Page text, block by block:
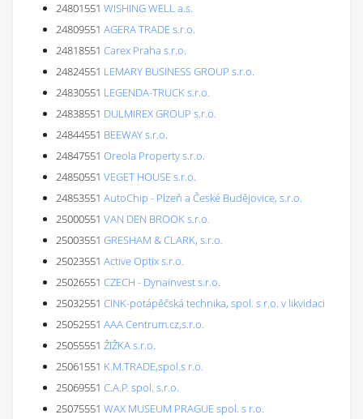
24801551 WISHING WELL a.s.
24809551 AGERA TRADE s.r.o.
24818551 Carex Praha s.r.o.
24824551 LEMARY BUSINESS GROUP s.r.o.
24830551 LEGENDA-TRUCK s.r.o.
24838551 DULMIREX GROUP s.r.o.
24844551 BEEWAY s.r.o.
24847551 Oreola Property s.r.o.
24850551 VEGET HOUSE s.r.o.
24853551 AutoChip - Plzeň a České Budějovice, s.r.o.
25000551 VAN DEN BROOK s.r.o.
25003551 GRESHAM & CLARK, s.r.o.
25023551 Active Optix s.r.o.
25026551 CZECH - Dynainvest s.r.o.
25032551 CINK-potápěčská technika, spol. s r.o. v likvidaci
25052551 AAA Centrum.cz,s.r.o.
25055551 ŽIŽKA s.r.o.
25061551 K.M.TRADE,spol.s r.o.
25069551 C.A.P. spol. s.r.o.
25075551 WAX MUSEUM PRAGUE spol. s r.o.